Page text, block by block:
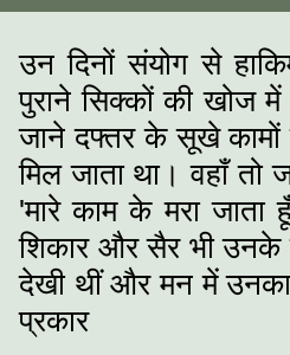
उन दिनों संयोग से
पुराने सिक्कों की खोज में
जाने दफ्तर के सूखे कामों
मिल जाता था। वहाँ
'मारे काम के मरा
शिकार और सैर भी उनके
देखी थीं और मन में
प्रकार